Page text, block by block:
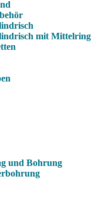
mit Mittelring
und Bohrung